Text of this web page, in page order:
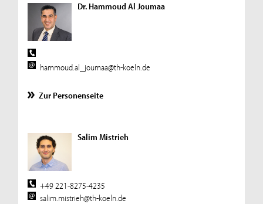
Dr. Hammoud Al Joumaa
hammoud.al_joumaa@th-koeln.de
Zur Personenseite
Salim Mistrieh
+49 221-8275-4235
salim.mistrieh@th-koeln.de